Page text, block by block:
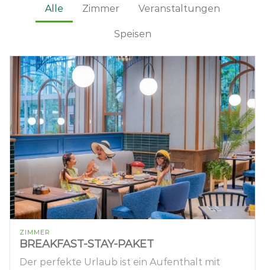
Alle Zimmer Veranstaltungen
Speisen
ZIMMER
BREAKFAST-STAY-PAKET
Der perfekte Urlaub ist ein Aufenthalt mit